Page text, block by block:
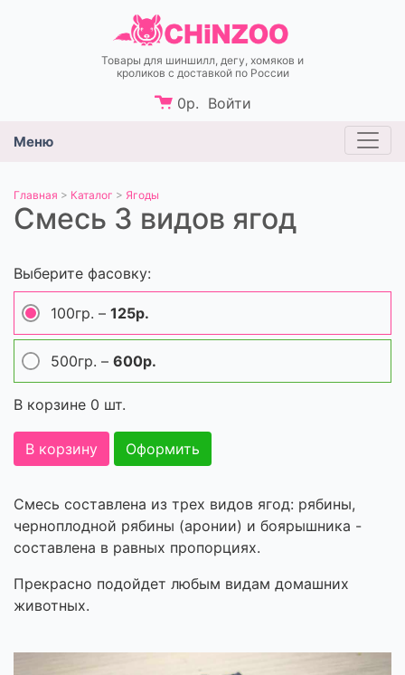
Товары для шиншилл, дегу, хомяков и
кроликов c доставкой по России
0р. Войти
Меню
Главная > Каталог > Ягоды
Смесь 3 видов ягод
Выберите фасовку:
100гр. – 125р.
500гр. – 600р.
В корзине 0 шт.
В корзину Оформить
Смесь составлена из трех видов ягод: рябины,
черноплодной рябины (аронии) и боярышника -
составлена в равных пропорциях.
Прекрасно подойдет любым видам домашних
животных.